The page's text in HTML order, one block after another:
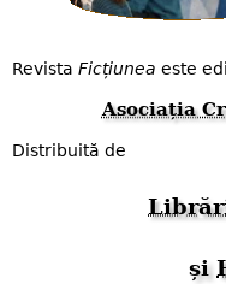
Revista Ficțiunea este
Asociația
Distribuită de
și